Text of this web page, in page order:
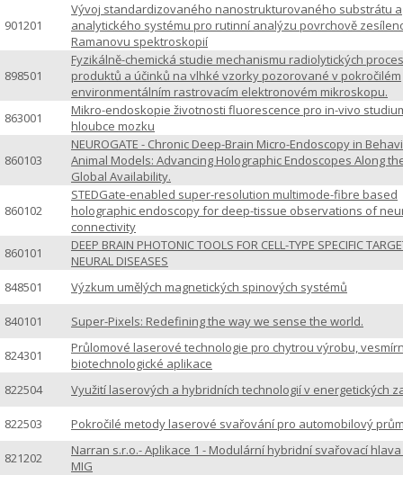
901201
Vývoj standardizovaného nanostrukturovaného substrátu a
analytického systému pro rutinní analýzu povrchově
Ramanovu spektroskopií
898501
Fyzikálně-chemická studie mechanismu radiolytických
produktů a účinků na vlhké vzorky pozorované v pokročilém
environmentálním rastrovacím elektronovém mikroskopu.
863001
Mikro-endoskopie životnosti fluorescence pro in-vivo
hloubce mozku
860103
NEUROGATE - Chronic Deep-Brain Micro-Endoscopy in
Animal Models: Advancing Holographic Endoscopes Along
Global Availability.
860102
STEDGate-enabled super-resolution multimode-fibre based
holographic endoscopy for deep-tissue observations of
connectivity
860101
DEEP BRAIN PHOTONIC TOOLS FOR CELL-TYPE SPECIFIC
NEURAL DISEASES
848501
Výzkum umělých magnetických spinových systémů
840101 Super-Pixels: Redefining the way we sense the world.
824301
Průlomové laserové technologie pro chytrou výrobu,
biotechnologické aplikace
822504
Využití laserových a hybridních technologií v energetických
822503 Pokročilé metody laserové svařování pro automobilový
821202
Narran s.r.o.- Aplikace 1 - Modulární hybridní svařovací
MIG